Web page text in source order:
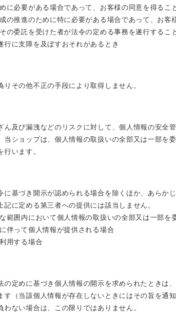
に必要がある場合であって、お客様の同意を得るこ
の推進のために特に必要がある場合であって、お客
の委託を受けた者が法令の定める事務を遂行するこ
に支障を及ぼすおそれがあるとき
その他不正の手段により取得しません。
ん及び漏洩などのリスクに対して、個人情報の安全
当ショップは、個人情報の取扱いの全部又は一部を
います。
に基づき開示が認められる場合を除くほか、あらか
に定める第三者への提供には該当しません。
範囲内において個人情報の取扱いの全部又は一部
伴って個人情報が提供される場合
用する場合
の定めに基づき個人情報の開示を求められたときは
（当該個人情報が存在しないときにはその旨を通
ない場合は、この限りではありません。